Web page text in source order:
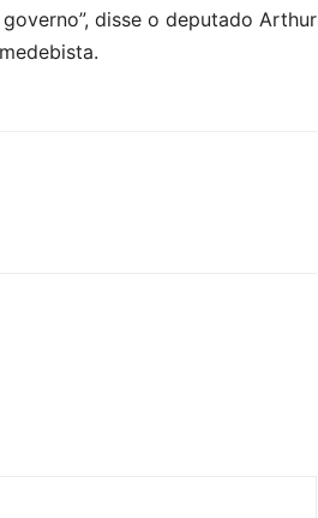
disse o deputado Arthur